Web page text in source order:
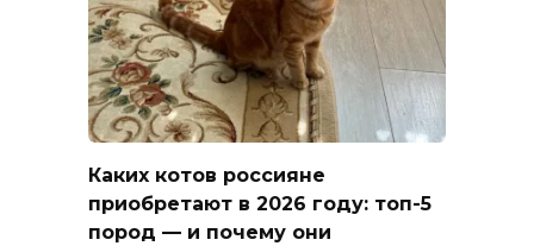
Каких котов россияне
приобретают в 2026 году: топ-5
пород — и почему они